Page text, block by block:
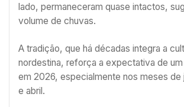
lado, permaneceram quase intactos,
volume de chuvas.
A tradição, que há décadas integra a
nordestina, reforça a expectativa de
em 2026, especialmente nos meses de
e abril.